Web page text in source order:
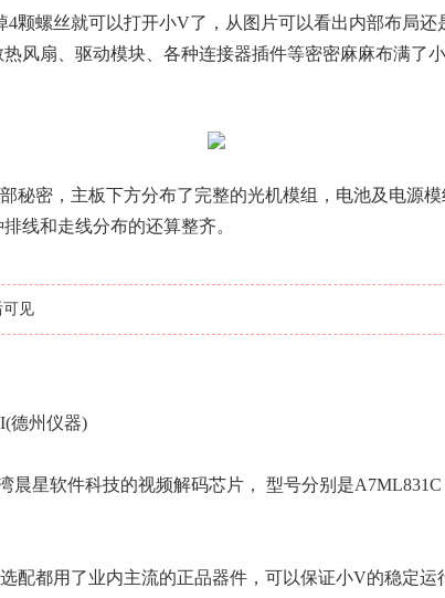
4颗螺丝就可以打开小V了，从图片可以看出内部布局还
风扇、驱动模块、各种连接器插件等密密麻麻布满了
秘密，主板下方分布了完整的光机模组，电池及电源
线和走线分布的还算整齐。
可见
德州仪器)
晨星软件科技的视频解码芯片， 型号分别是
配都用了业内主流的正品器件，可以保证小V的稳定运